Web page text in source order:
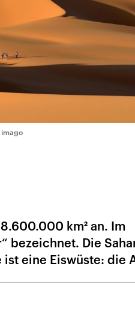
km² an. Im
bezeichnet. Die
eine Eiswüste: die